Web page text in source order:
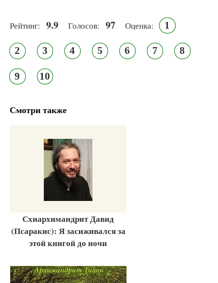
Рейтинг: 9.9 Голосов: 97 Оценка: 1
2 3 4 5 6 7 8
9 10
Смотри также
Схиархимандрит Давид
(Псаракис): Я засиживался за
этой книгой до ночи